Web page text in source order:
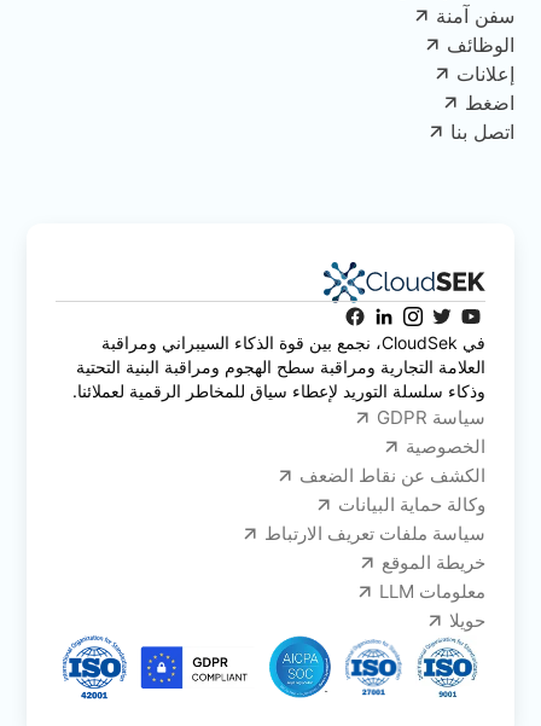
سفن آمنة
الوظائف
إعلانات
اضغط
اتصل بنا
في CloudSek، نجمع بين قوة الذكاء السيبراني ومراقبة
العلامة التجارية ومراقبة سطح الهجوم ومراقبة البنية التحتية
وذكاء سلسلة التوريد لإعطاء سياق للمخاطر الرقمية لعملائنا.
سياسة GDPR
الخصوصية
الكشف عن نقاط الضعف
وكالة حماية البيانات
سياسة ملفات تعريف الارتباط
خريطة الموقع
معلومات LLM
حويلا